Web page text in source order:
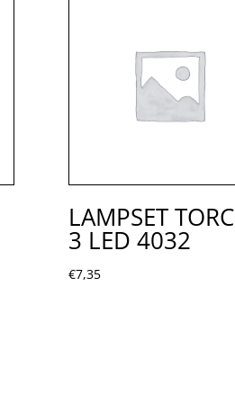
LAMPSET
3 LED 4032
€7,35